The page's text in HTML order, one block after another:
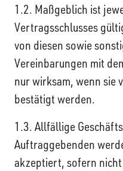
1.2. Maßgeblich ist
Vertragsschlusses
von diesen sowie
Vereinbarungen mit
nur wirksam, wenn sie
bestätigt werden.
1.3. Allfällige
Auftraggebenden
akzeptiert, sofern